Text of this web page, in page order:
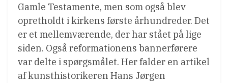
Gamle Testamente, men som også blev
opretholdt i kirkens første århundreder. Det
er et mellemværende, der har stået på lige
siden. Også reformationens bannerførere
var delte i spørgsmålet. Her falder en artikel
af kunsthistorikeren Hans Jørgen